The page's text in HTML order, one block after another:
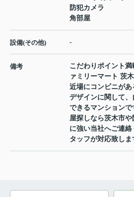
防犯カメラ
角部屋
設備(その他) -
備考
こだわりポイント
ァミリーマート 茨
近場にコンビニが
デザインに関して
できるマンション
屋探しなら茨木市
に強い当社へご連
タッフが対応致しま